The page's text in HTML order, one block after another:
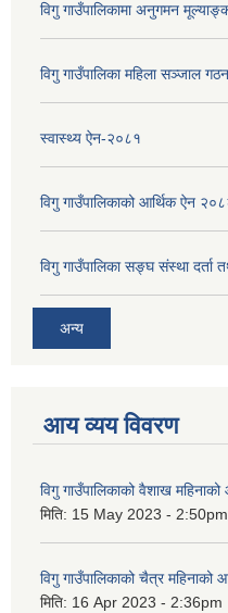
विगु गाउँपालिकामा अनुगमन
विगु गाउँपालिका महिला सञ्जाल
स्वास्थ्य ऐन-२०८१
विगु गाउँपालिकाको आर्थिक ऐन
विगु गाउँपालिका सङ्घ संस्था दर्ता
अन्य
आय व्यय विवरण
विगु गाउँपालिकाको वैशाख
मिति: 15 May 2023 - 2:50pm
विगु गाउँपालिकाको चैत्र महिनाको
मिति: 16 Apr 2023 - 2:36pm